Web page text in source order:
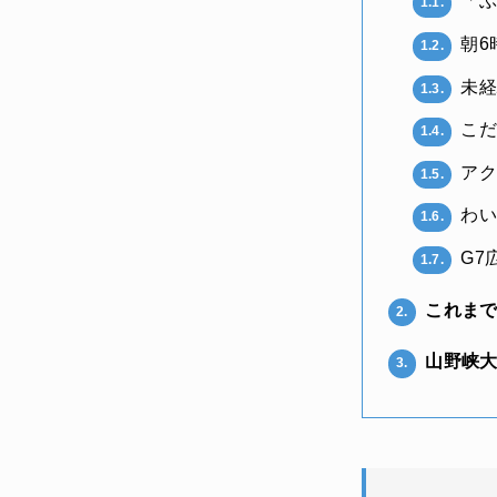
1.2. 朝6
1.3. 未
1.4. こ
1.5. ア
1.6. わ
1.7. G7
2. これま
3. 山野峡